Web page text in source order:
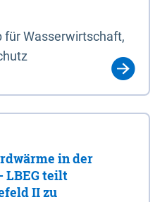
für Wasserwirtschaft,
in der
LBEG teilt
II zu